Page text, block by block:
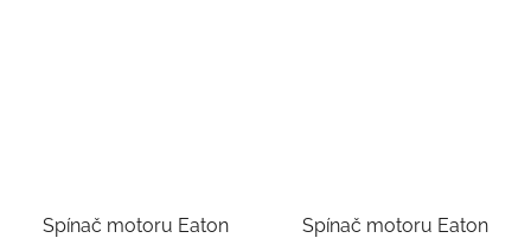
Spínač motoru Eaton
Spínač motoru Eaton